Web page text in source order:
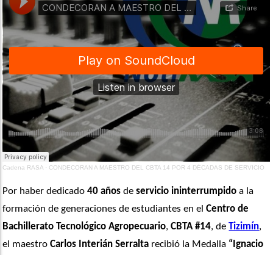
Cadena RASA · CONDECORAN A MAESTRO DEL CBTA 14 POR 4 DÉCADAS DE SERVICIO
Por haber dedicado 40 años de servicio ininterrumpido a la
formación de generaciones de estudiantes en el Centro de
Bachillerato Tecnológico Agropecuario, CBTA #14, de Tizimín,
el maestro Carlos Interián Serralta recibió la Medalla “Ignacio